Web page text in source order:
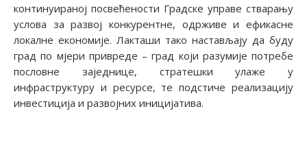
континуираној посвећености Градске управе стварању
услова за развој конкурентне, одрживе и ефикасне
локалне економије. Лакташи тако настављају да буду
град по мјери привреде – град који разумије потребе
пословне заједнице, стратешки улаже у
инфраструктуру и ресурсе, те подстиче реализацију
инвестиција и развојних иницијатива.